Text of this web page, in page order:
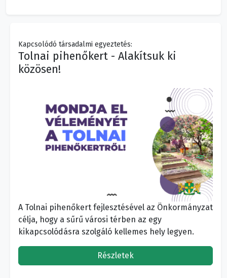
Kapcsolódó társadalmi egyeztetés:
Tolnai pihenőkert - Alakítsuk ki
közösen!
A Tolnai pihenőkert fejlesztésével az Önkormányzat
célja, hogy a sűrű városi térben az egy
kikapcsolódásra szolgáló kellemes hely legyen.
Részletek